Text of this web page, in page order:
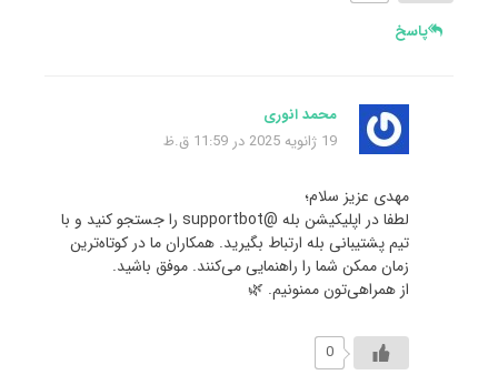
پاسخ
محمد انوری
19 ژانویه 2025 در 11:59 ق.ظ
مهدی عزیز سلام؛
لطفا در اپلیکیشن بله @supportbot را جستجو کنید و با
تیم پشتیبانی بله ارتباط بگیرید. همکاران ما در کوتاه‌ترین
زمان ممکن شما را راهنمایی می‌کنند. موفق باشید.
از همراهی‌تون ممنونیم. 🌿
0